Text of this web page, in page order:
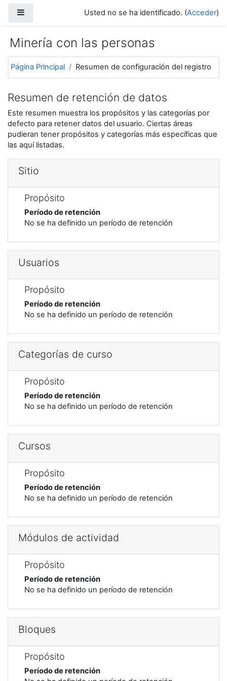
Usted no se ha identificado. (Acceder)
Minería con las personas
Página Principal Resumen de configuración del registro
Resumen de retención de datos
Este resumen muestra los propósitos y las categorías por
defecto para retener datos del usuario. Ciertas áreas
pudieran tener propósitos y categorías más específicas que
las aquí listadas.
Sitio
Propósito
Período de retención
No se ha definido un período de retención
Usuarios
Propósito
Período de retención
No se ha definido un período de retención
Categorías de curso
Propósito
Período de retención
No se ha definido un período de retención
Cursos
Propósito
Período de retención
No se ha definido un período de retención
Módulos de actividad
Propósito
Período de retención
No se ha definido un período de retención
Bloques
Propósito
Período de retención